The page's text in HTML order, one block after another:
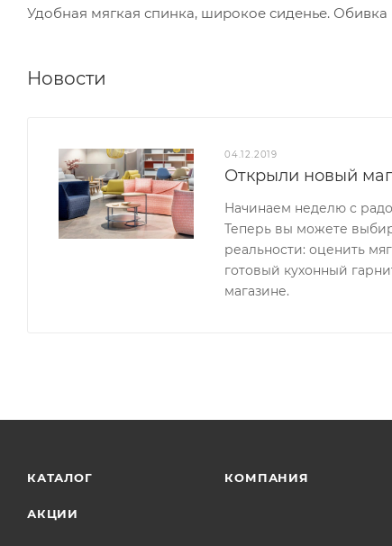
Удобная мягкая спинка, широкое сиденье.
Новости
04.12.2019
Открыли новый
Начинаем неделю с
Теперь вы можете
реальности: оценить
готовый кухонный
магазине.
КАТАЛОГ
АКЦИИ
КОМПАНИЯ